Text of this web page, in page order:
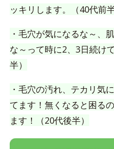
ッキリします。（40代前半
・毛穴が気になるな～、
な～って時に2、3日続け
半）
・毛穴の汚れ、テカリ気
てます！無くなると困る
ます！（20代後半）